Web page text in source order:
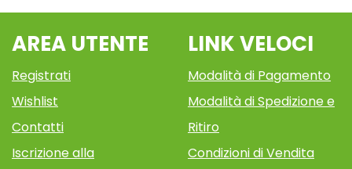
AREA UTENTE
Registrati
Wishlist
Contatti
Iscrizione alla
LINK VELOCI
Modalità di Pagamento
Modalità di Spedizione e
Ritiro
Condizioni di Vendita